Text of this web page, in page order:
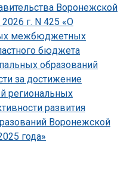
Воронежской
г. N 425 «О
межбюджетных
бюджета
образований
за достижение
региональных
развития
Воронежской
года»